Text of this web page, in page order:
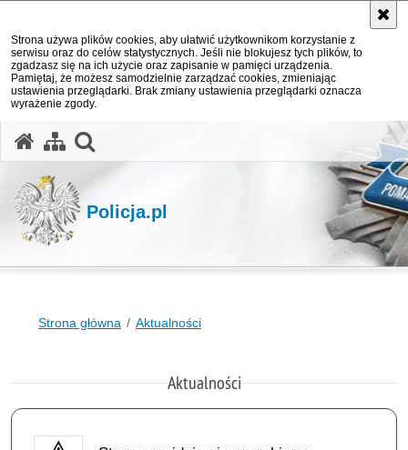
Strona używa plików cookies, aby ułatwić użytkownikom korzystanie z
serwisu oraz do celów statystycznych. Jeśli nie blokujesz tych plików, to
zgadzasz się na ich użycie oraz zapisanie w pamięci urządzenia.
Pamiętaj, że możesz samodzielnie zarządzać cookies, zmieniając
ustawienia przeglądarki. Brak zmiany ustawienia przeglądarki oznacza
wyrażenie zgody.
Policja.pl
Strona główna Aktualności
Aktualności